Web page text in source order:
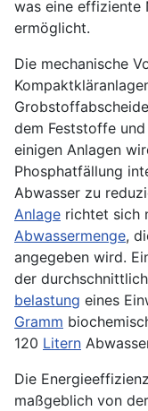
was eine effiziente
ermöglicht.
Die mechanische
dem Feststoffe
einigen Anlagen
Phosphatfällung
Abwasser zu
Anlage richtet sich
Abwassermenge,
angegeben wird.
der
belastung eines
Gramm
120 Litern
Die
maßgeblich von